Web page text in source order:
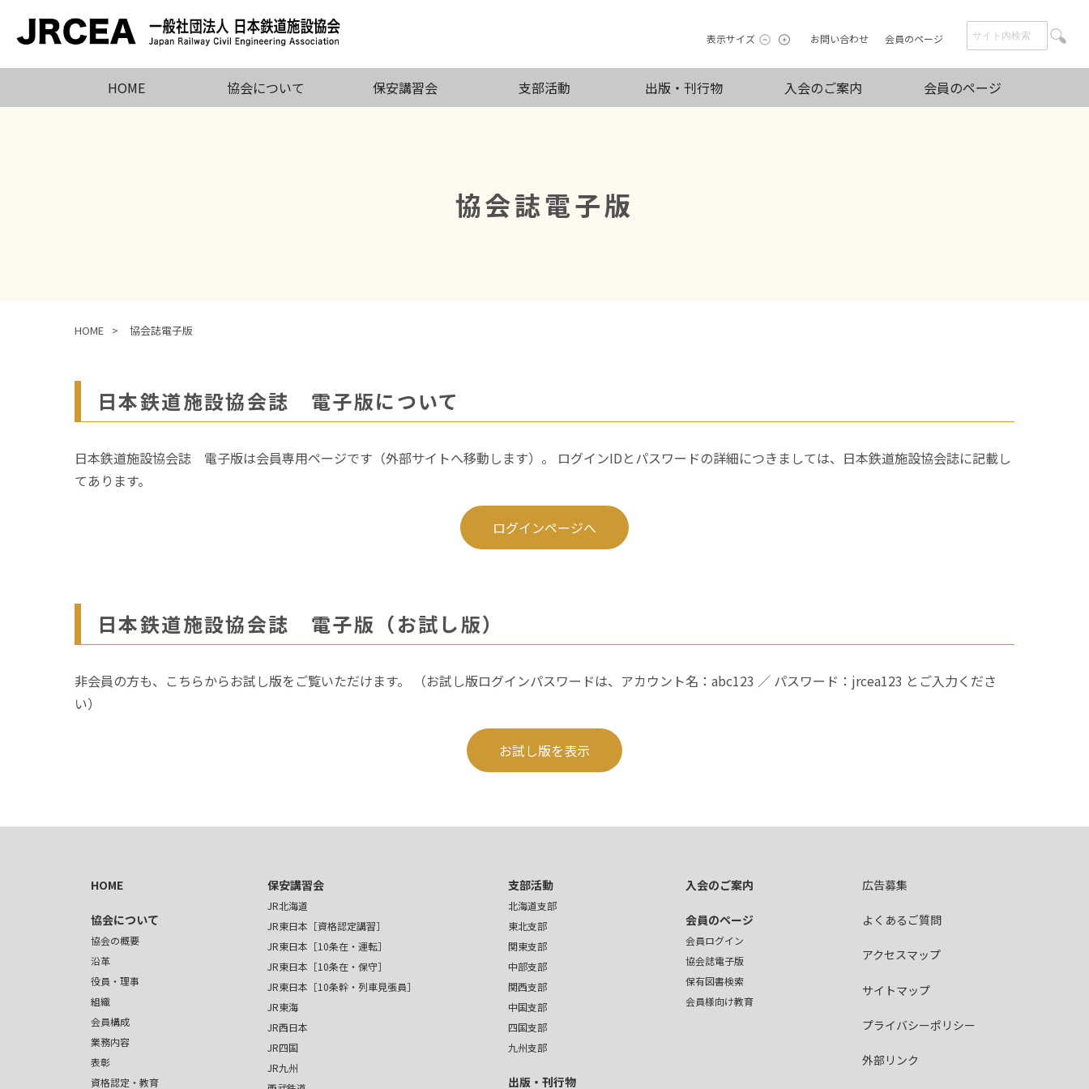
表示サイズ お問い合わせ 会員のページ
HOME 協会について 保安講習会 支部活動 出版・刊行物 入会のご案内 会員のページ
協会誌電子版
HOME 協会誌電子版
日本鉄道施設協会誌 電子版について
日本鉄道施設協会誌 電子版は会員専用ページです（外部サイトへ移動します）。 ログインIDとパスワードの詳細につきましては、日本鉄道施設協会誌に記載し
てあります。
ログインページへ
日本鉄道施設協会誌 電子版（お試し版）
非会員の方も、こちらからお試し版をご覧いただけます。 （お試し版ログインパスワードは、アカウント名：abc123 ／ パスワード：jrcea123 とご入力くださ
い）
お試し版を表示
HOME
協会について
協会の概要
沿革
役員・理事
組織
会員構成
業務内容
表彰
資格認定・教育
保安講習会
JR北海道
JR東日本［資格認定講習］
JR東日本［10条在・運転］
JR東日本［10条在・保守］
JR東日本［10条幹・列車見張員］
JR東海
JR西日本
JR四国
JR九州
支部活動
北海道支部
東北支部
関東支部
中部支部
関西支部
中国支部
四国支部
九州支部
出版・刊行物
入会のご案内
会員のページ
会員ログイン
協会誌電子版
保有図書検索
会員様向け教育
広告募集
よくあるご質問
アクセスマップ
サイトマップ
プライバシーポリシー
外部リンク